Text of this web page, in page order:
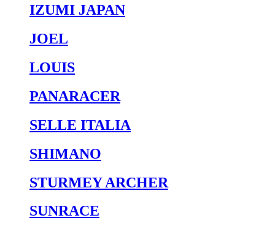
IZUMI JAPAN
JOEL
LOUIS
PANARACER
SELLE ITALIA
SHIMANO
STURMEY ARCHER
SUNRACE